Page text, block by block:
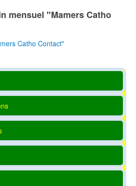
mensuel "Mamers Catho
Catho Contact"